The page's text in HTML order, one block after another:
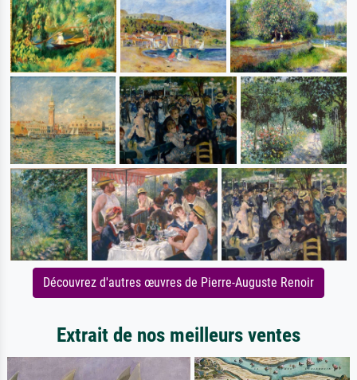
Découvrez d'autres œuvres de Pierre-Auguste Renoir
Extrait de nos meilleurs ventes